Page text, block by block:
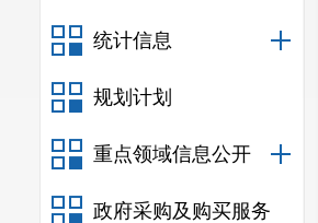
统计信息
规划计划
重点领域信息公开
政府采购及购买服务